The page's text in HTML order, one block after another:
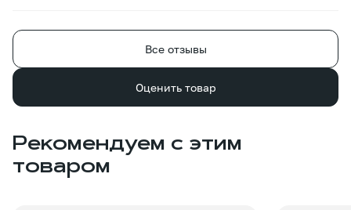
Все отзывы
Оценить товар
Рекомендуем с этим
товаром